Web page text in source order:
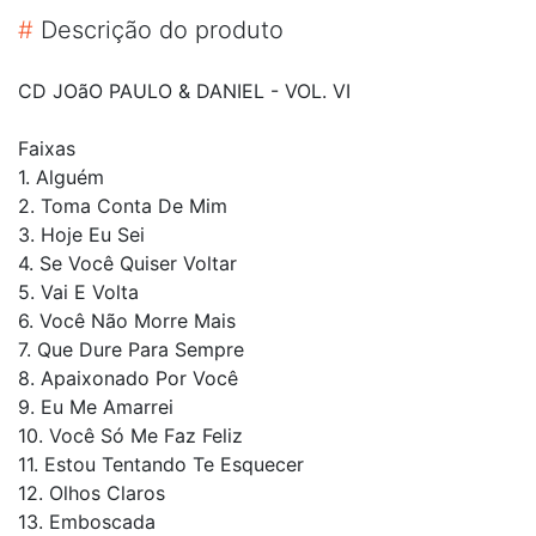
# Descrição do produto
CD JOãO PAULO & DANIEL - VOL. VI
Faixas
1. Alguém
2. Toma Conta De Mim
3. Hoje Eu Sei
4. Se Você Quiser Voltar
5. Vai E Volta
6. Você Não Morre Mais
7. Que Dure Para Sempre
8. Apaixonado Por Você
9. Eu Me Amarrei
10. Você Só Me Faz Feliz
11. Estou Tentando Te Esquecer
12. Olhos Claros
13. Emboscada